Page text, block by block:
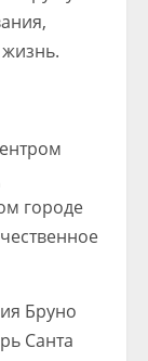
городе
Бруно
Санта